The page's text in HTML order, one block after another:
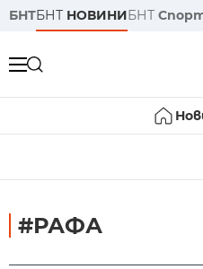
БНТБНТ НОВИНИБНТ
#РАФА